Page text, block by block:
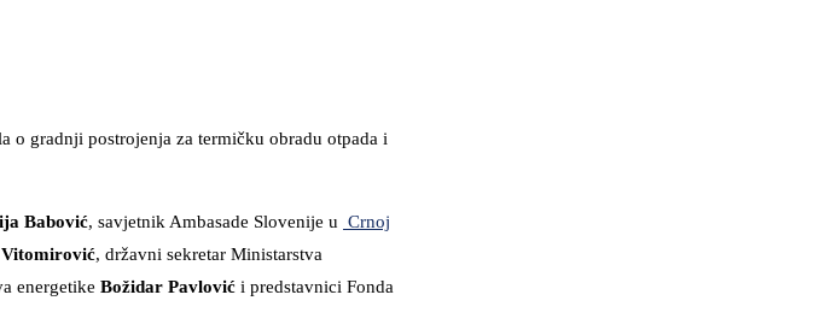
o gradnji postrojenja za termičku obradu otpada i
Babović, savjetnik Ambasade Slovenije u Crnoj
Vitomirović, državni sekretar Ministarstva
energetike Božidar Pavlović i predstavnici Fonda